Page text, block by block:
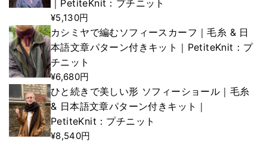
｜PetiteKnit：プチニット
¥5,130円
カシミヤで編むソフィースカーフ｜毛糸 & 日
本語文章パターン付きキット｜PetiteKnit：プ
チニット
¥6,680円
ひと続きで美しい形 ソフィーショール｜毛糸
& 日本語文章パターン付きキット｜
PetiteKnit：プチニット
¥8,540円